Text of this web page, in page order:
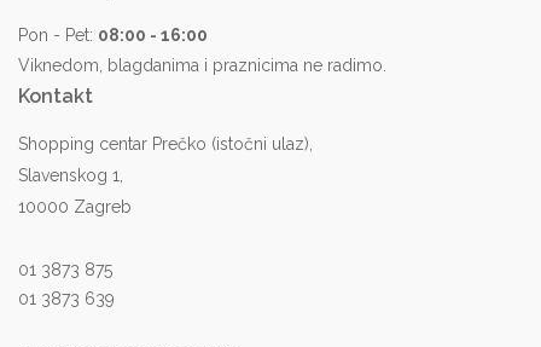
Pon - Pet: 08:00 - 16:00
Viknedom, blagdanima i praznicima ne radimo.
Kontakt
Shopping centar Prečko (istočni ulaz),
Slavenskog 1,
10000 Zagreb
01 3873 875
01 3873 639